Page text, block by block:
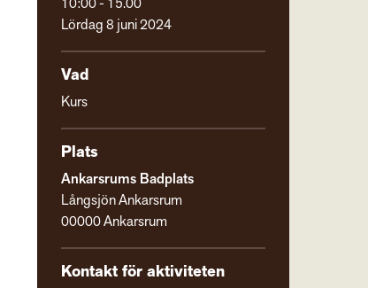
10:00 - 15.00
Lördag 8 juni 2024
Vad
Kurs
Plats
Ankarsrums Badplats
Långsjön Ankarsrum
00000 Ankarsrum
Kontakt för aktiviteten